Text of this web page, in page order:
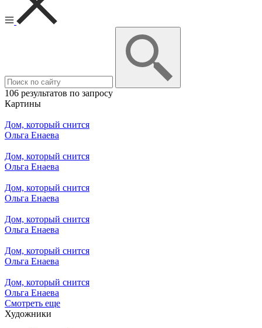
106 результатов по запросу
Картины
Дом, который снится
Ольга Енаева
Дом, который снится
Ольга Енаева
Дом, который снится
Ольга Енаева
Дом, который снится
Ольга Енаева
Дом, который снится
Ольга Енаева
Дом, который снится
Ольга Енаева
Смотреть еще
Художники